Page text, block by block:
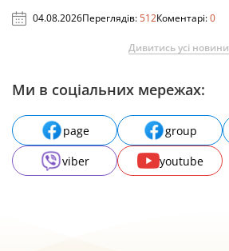
04.08.2026Переглядів:512Коментарі:0
Дивитись усі новини
Ми в соціальних мережах:
page group
viber
youtube